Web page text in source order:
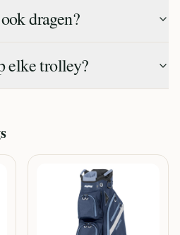
dragen?
elke trolley?